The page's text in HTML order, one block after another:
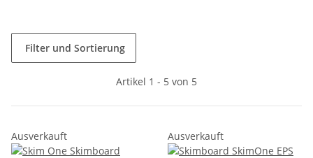
Filter und Sortierung
Artikel 1 - 5 von 5
Ausverkauft Ausverkauft